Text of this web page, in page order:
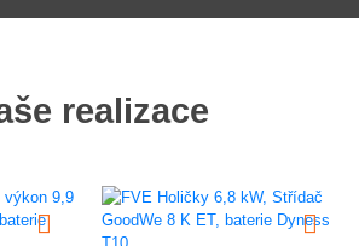
realizace